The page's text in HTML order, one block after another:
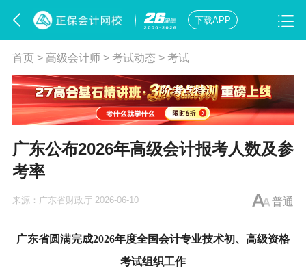
下载APP
首页> 高级会计师> 考试动态 > 考试
广东公布2026年高级会计报考人数及参
考率
普通
来源： 广东省财政厅 2026-06-10
广东省圆满完成2026年度全国会计专业技术初、高级资格
考试组织工作